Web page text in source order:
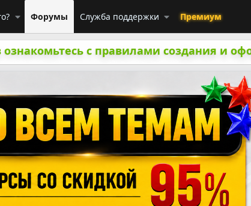
Форумы Служба поддержки Премиум
с правилами создания и